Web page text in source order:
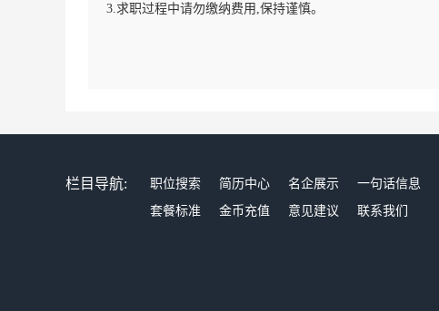
3.求职过程中请勿缴纳费用,保持谨慎。
栏目导航: 职位搜索 简历中心 名企展示 一句话信息
套餐标准
金币充值 意见建议 联系我们